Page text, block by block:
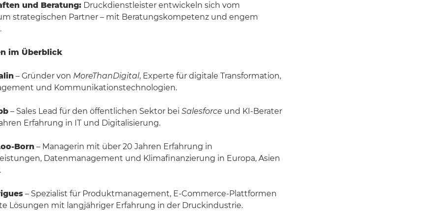
und Beratung: Druckdienstleister entwickeln sich vom
strategischen Partner – mit Beratungskompetenz und engem
im Überblick
– Gründer von MoreThanDigital, Experte für digitale Transformation,
und Kommunikationstechnologien.
– Sales Lead für den öffentlichen Sektor bei Salesforce und KI-Berater
Erfahrung in IT und Digitalisierung.
Born – Managerin mit über 20 Jahren Erfahrung in
Datenmanagement und Klimafinanzierung in Europa, Asien
– Spezialist für Produktmanagement, E-Commerce-Plattformen
Lösungen mit langjähriger Erfahrung in der Druckindustrie.